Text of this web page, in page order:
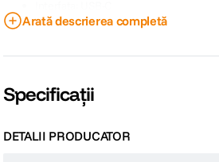
Porturi: 2x USB-C (10 Gbps), 2x USB-A
Material: aluminiu anodizat
Compatibilitate: Windows, macOS, Linux
Arată descrierea completă
Specificații
DETALII PRODUCATOR